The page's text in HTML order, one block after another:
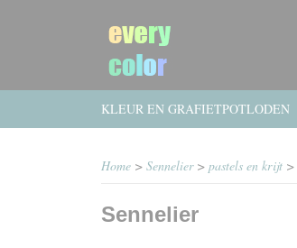
KLEUR EN GRAFIETPOTLODEN
Home > Sennelier> pastels en krijt >
Sennelier